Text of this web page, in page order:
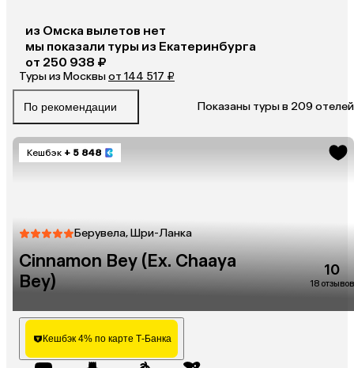
из Омска вылетов нет
мы показали туры из Екатеринбурга
от 250 938 ₽
Туры из Москвыот 144 517 ₽
По рекомендации Показаны туры в 209 отелей
Кешбэк + 5 848
Берувела, Шри-Ланка
Cinnamon Bey (Ex. Chaaya
Bey)
10
18 отзывов
Кешбэк 4% по карте Т-Банка